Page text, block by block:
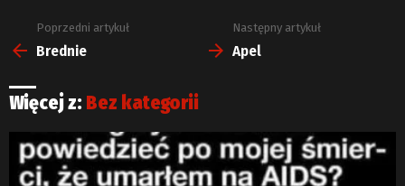
Zobacz
więcej
Poprzedni artykuł
Brednie
Następny artykuł
Apel
Więcej z: Bez kategorii